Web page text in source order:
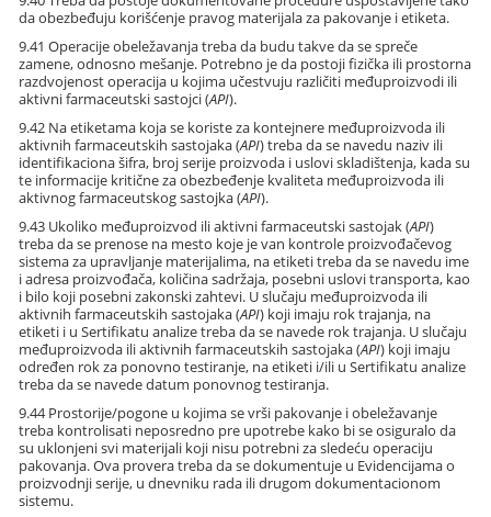
da obezbeđuju korišćenje pravog materijala za pakovanje i etiketa.
9.41 Operacije obeležavanja treba da budu takve da se spreče
zamene, odnosno mešanje. Potrebno je da postoji fizička ili prostorna
razdvojenost operacija u kojima učestvuju različiti međuproizvodi ili
aktivni farmaceutski sastojci (API).
9.42 Na etiketama koja se koriste za kontejnere međuproizvoda ili
aktivnih farmaceutskih sastojaka (API) treba da se navedu naziv ili
identifikaciona šifra, broj serije proizvoda i uslovi skladištenja, kada su
te informacije kritične za obezbeđenje kvaliteta međuproizvoda ili
aktivnog farmaceutskog sastojka (API).
9.43 Ukoliko međuproizvod ili aktivni farmaceutski sastojak (API)
treba da se prenose na mesto koje je van kontrole proizvođačevog
sistema za upravljanje materijalima, na etiketi treba da se navedu ime
i adresa proizvođača, količina sadržaja, posebni uslovi transporta, kao
i bilo koji posebni zakonski zahtevi. U slučaju međuproizvoda ili
aktivnih farmaceutskih sastojaka (API) koji imaju rok trajanja, na
etiketi i u Sertifikatu analize treba da se navede rok trajanja. U slučaju
međuproizvoda ili aktivnih farmaceutskih sastojaka (API) koji imaju
određen rok za ponovno testiranje, na etiketi i/ili u Sertifikatu analize
treba da se navede datum ponovnog testiranja.
9.44 Prostorije/pogone u kojima se vrši pakovanje i obeležavanje
treba kontrolisati neposredno pre upotrebe kako bi se osiguralo da
su uklonjeni svi materijali koji nisu potrebni za sledeću operaciju
pakovanja. Ova provera treba da se dokumentuje u Evidencijama o
proizvodnji serije, u dnevniku rada ili drugom dokumentacionom
sistemu.